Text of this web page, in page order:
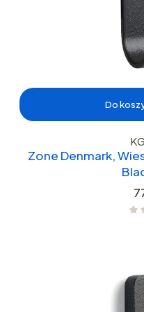
Do
Zone Denmark,